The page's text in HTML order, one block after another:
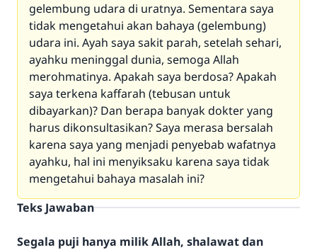
gelembung udara di uratnya. Sementara saya
tidak mengetahui akan bahaya (gelembung)
udara ini. Ayah saya sakit parah, setelah sehari,
ayahku meninggal dunia, semoga Allah
merohmatinya. Apakah saya berdosa? Apakah
saya terkena kaffarah (tebusan untuk
dibayarkan)? Dan berapa banyak dokter yang
harus dikonsultasikan? Saya merasa bersalah
karena saya yang menjadi penyebab wafatnya
ayahku, hal ini menyiksaku karena saya tidak
mengetahui bahaya masalah ini?
Teks Jawaban
Segala puji hanya milik Allah, shalawat dan